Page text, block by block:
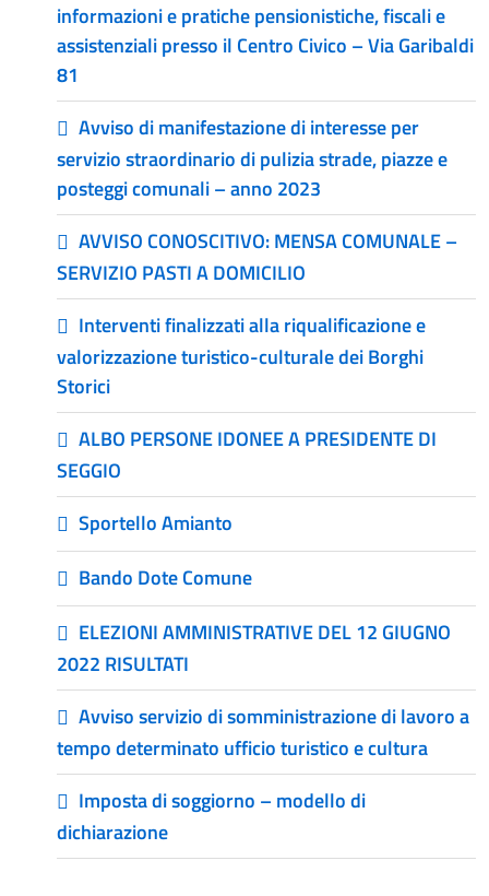
informazioni e pratiche pensionistiche, fiscali e
assistenziali presso il Centro Civico – Via Garibaldi
81
Avviso di manifestazione di interesse per
servizio straordinario di pulizia strade, piazze e
posteggi comunali – anno 2023
AVVISO CONOSCITIVO: MENSA COMUNALE –
SERVIZIO PASTI A DOMICILIO
Interventi finalizzati alla riqualificazione e
valorizzazione turistico-culturale dei Borghi
Storici
ALBO PERSONE IDONEE A PRESIDENTE DI
SEGGIO
Sportello Amianto
Bando Dote Comune
ELEZIONI AMMINISTRATIVE DEL 12 GIUGNO
2022 RISULTATI
Avviso servizio di somministrazione di lavoro a
tempo determinato ufficio turistico e cultura
Imposta di soggiorno – modello di
dichiarazione